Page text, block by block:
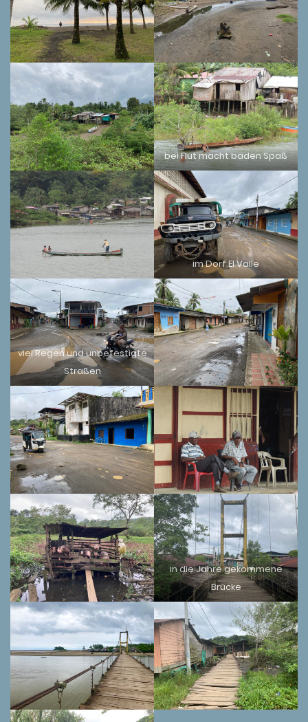
bei Flut macht baden Spaß
im Dorf El Valle
viel Regen und unbefestigte
Straßen
in die Jahre gekommene
Brücke